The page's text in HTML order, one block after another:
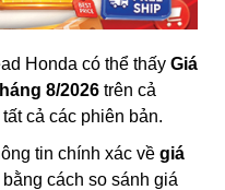
Honda có thể thấy Giá
8/2026 trên cả
cả các phiên bản.
tin chính xác về giá
bằng cách so sánh giá